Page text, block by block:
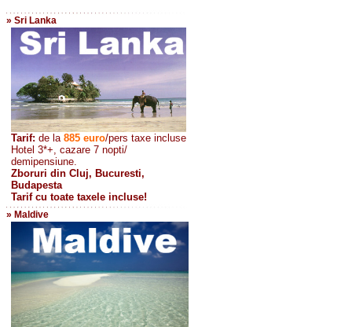
» Sri Lanka
Tarif: de la 885 euro/pers taxe incluse
Hotel 3*+, cazare 7 nopti/
demipensiune.
Zboruri din Cluj, Bucuresti,
Budapesta
Tarif cu toate taxele incluse!
» Maldive